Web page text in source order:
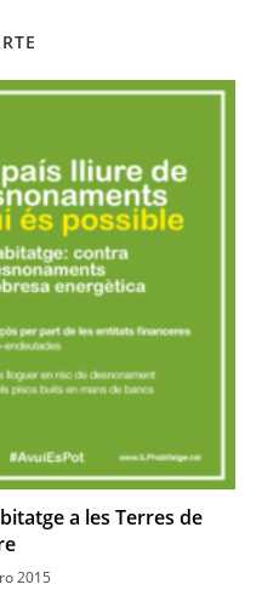
a les Terres de
2015